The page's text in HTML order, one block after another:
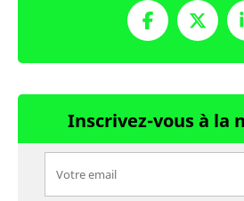
Inscrivez-vous à la